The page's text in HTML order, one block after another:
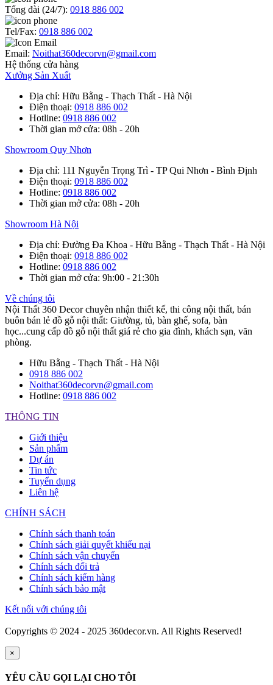
Tổng đài (24/7): 0918 886 002
Tel/Fax: 0918 886 002
Email: Noithat360decorvn@gmail.com
Hệ thống cửa hàng
Xưởng Sản Xuất
Địa chỉ: Hữu Bằng - Thạch Thất - Hà Nội
Điện thoại: 0918 886 002
Hotline: 0918 886 002
Thời gian mở cửa: 08h - 20h
Showroom Quy Nhơn
Địa chỉ: 111 Nguyễn Trọng Trì - TP Qui Nhơn - Bình Định
Điện thoại: 0918 886 002
Hotline: 0918 886 002
Thời gian mở cửa: 08h - 20h
Showroom Hà Nội
Địa chỉ: Đường Đa Khoa - Hữu Bằng - Thạch Thất - Hà Nội
Điện thoại: 0918 886 002
Hotline: 0918 886 002
Thời gian mở cửa: 9h:00 - 21:30h
Về chúng tôi
Nội Thất 360 Decor chuyên nhận thiết kế, thi công nội thất, bán
buôn bán lẻ đồ gỗ nội thất: Giường, tủ, bàn ghế, sofa, bàn
học...cung cấp đồ gỗ nội thất giá rẻ cho gia đình, khách sạn, văn
phòng.
Hữu Bằng - Thạch Thất - Hà Nội
0918 886 002
Noithat360decorvn@gmail.com
Hotline: 0918 886 002
THÔNG TIN
Giới thiệu
Sản phẩm
Dự án
Tin tức
Tuyển dụng
Liên hệ
CHÍNH SÁCH
Chính sách thanh toán
Chính sách giải quyết khiếu nại
Chính sách vận chuyển
Chính sách đổi trả
Chính sách kiểm hàng
Chính sách bảo mật
Kết nối với chúng tôi
Copyrights © 2024 - 2025 360decor.vn. All Rights Reserved!
×
YÊU CẦU GỌI LẠI CHO TÔI